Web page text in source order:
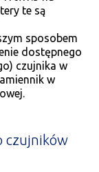
te są
sposobem
dostępnego
czujnika w
w
czujników